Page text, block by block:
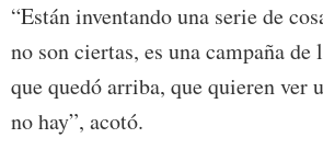
“Están inventando una serie de
no son ciertas, es una campaña de
que quedó arriba, que quieren ver
no hay”, acotó.